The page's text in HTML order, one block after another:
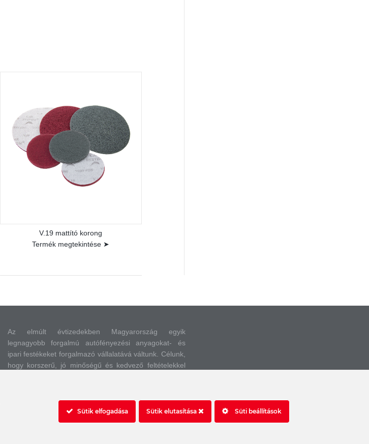
V.19 mattító korong
Termék megtekintése ➤
Az elmúlt évtizedekben Magyarország egyik
legnagyobb forgalmú autófényezési anyagokat- és
ipari festékeket forgalmazó vállalatává váltunk. Célunk,
hogy korszerű, jó minőségű és kedvező feltételekkel
Sütik elfogadása Sütik elutasítása Süti beállítások